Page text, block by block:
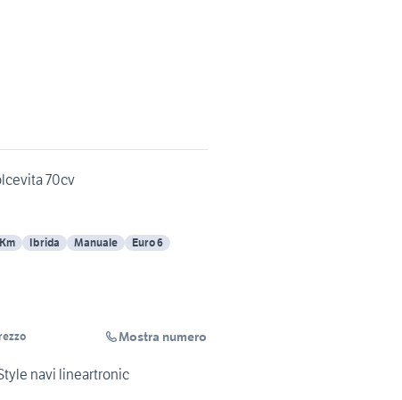
70cv
Ibrida Manuale Euro 6
Mostra numero
navi lineartronic